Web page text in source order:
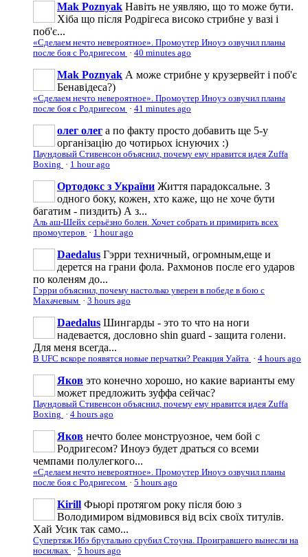
Mak Poznyak Навіть не уявляю, що то може бути.
Хіба що після Родрігеса високо стрибне у вазі і
поб'є...
«Сделаем нечто невероятное». Промоутер Иноуэ озвучил планы
после боя с Родригесом · 40 minutes ago
Mak Poznyak А може стрибне у крузервейт і поб'є
Бенавідеса?)
«Сделаем нечто невероятное». Промоутер Иноуэ озвучил планы
после боя с Родригесом · 41 minutes ago
олег олег а по факту просто добавить ще 5-у
організацію до чотирьох існуючих :)
Паундовый Стивенсон объяснил, почему ему нравится идея Zuffa
Boxing · 1 hour ago
Ортодокс з України Життя парадоксальне. З
одного боку, кожен, хто каже, що не хоче бути
багатим - пиздить) А з...
Аль аш-Шейх серьёзно болен. Хочет собрать и примирить всех
промоутеров · 1 hour ago
Daedalus Гэрри техничный, огромным,еще и
дерется на грани фола. Рахмонов после его ударов
по коленям до...
Гэрри объяснил, почему настолько уверен в победе в бою с
Махачевым · 3 hours ago
Daedalus Шингарды - это то что на ноги
надевается, дословно shin guard - защита голени.
Для меня всегда...
В UFC вскоре появятся новые перчатки? Реакция Уайта · 4 hours ago
Яков это конечно хорошо, но какие варианты ему
может предложить зуффа сейчас?
Паундовый Стивенсон объяснил, почему ему нравится идея Zuffa
Boxing · 4 hours ago
Яков нечто более монструозное, чем бой с
Родригесом? Иноуэ будет драться со всеми
чемпами полулегкого...
«Сделаем нечто невероятное». Промоутер Иноуэ озвучил планы
после боя с Родригесом · 5 hours ago
Kirill Фьюрі протягом року після бою з
Володимиром відмовився від всіх своїх титулів.
Хай Усик так само...
Супертяж Ибэ брутально срубил Стоуна. Проигравшего вынесли на
носилках · 5 hours ago